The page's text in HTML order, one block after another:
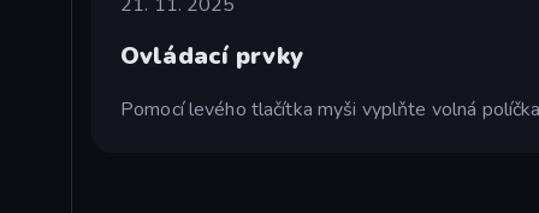
Ovládací prvky
Pomocí levého tlačítka myši vyplňte volná